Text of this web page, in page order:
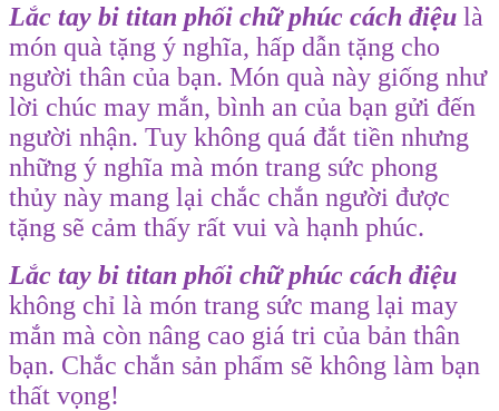
Lắc tay bi titan phối chữ phúc cách điệu là
món quà tặng ý nghĩa, hấp dẫn tặng cho
người thân của bạn. Món quà này giống như
lời chúc may mắn, bình an của bạn gửi đến
người nhận. Tuy không quá đắt tiền nhưng
những ý nghĩa mà món trang sức phong
thủy này mang lại chắc chắn người được
tặng sẽ cảm thấy rất vui và hạnh phúc.
Lắc tay bi titan phối chữ phúc cách điệu
không chỉ là món trang sức mang lại may
mắn mà còn nâng cao giá tri của bản thân
bạn. Chắc chắn sản phẩm sẽ không làm bạn
thất vọng!